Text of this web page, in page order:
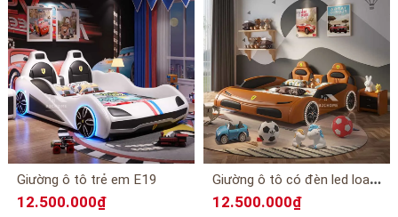
Giường ô tô trẻ em E19
12.500.000₫
G
iường ô tô có đèn led loa bluetooth E18
12.500.000₫